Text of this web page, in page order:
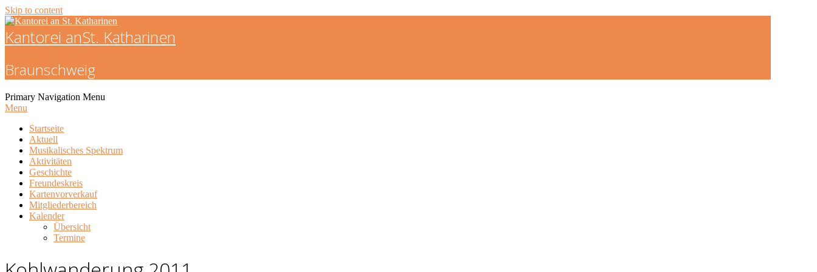
Skip to content
Kantorei anSt. Katharinen
Braunschweig
Primary Navigation Menu
Menu
Startseite
Aktuell
Musikalisches Spektrum
Aktivitäten
Geschichte
Freundeskreis
Kartenvorverkauf
Mitgliederbereich
Kalender
Übersicht
Termine